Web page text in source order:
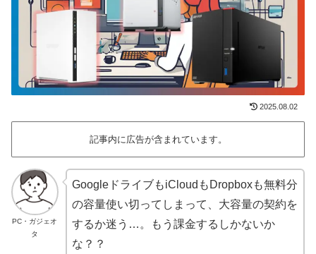
2025.08.02
記事内に広告が含まれています。
PC・ガジェオ
タ
GoogleドライブもiCloudもDropboxも無料分
の容量使い切ってしまって、大容量の契約を
するか迷う…。もう課金するしかないか
な？？